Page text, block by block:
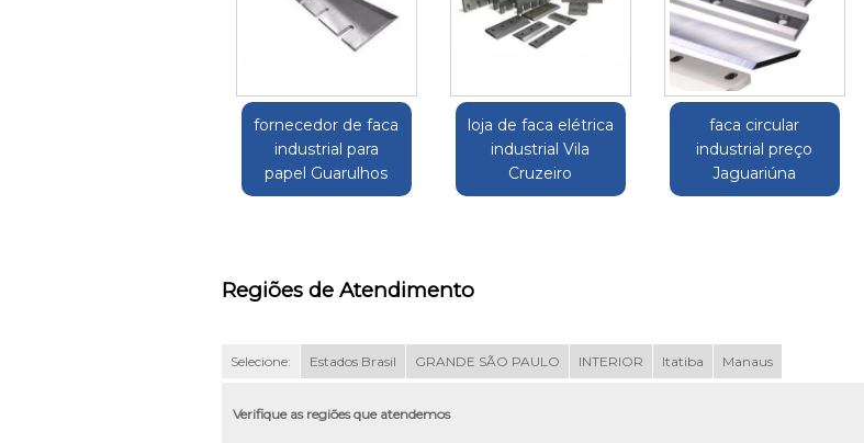
fornecedor de faca
industrial para
papel Guarulhos
loja de faca elétrica
industrial Vila
Cruzeiro
faca circular
industrial preço
Jaguariúna
Regiões de Atendimento
Selecione: Estados Brasil GRANDE SÃO PAULO INTERIOR Itatiba Manaus
Verifique as regiões que atendemos